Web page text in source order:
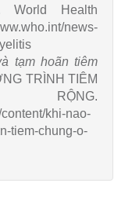
World Health
news-
tạm hoãn tiêm
TRÌNH TIÊM
khi-nao-
tiem-chung-o-